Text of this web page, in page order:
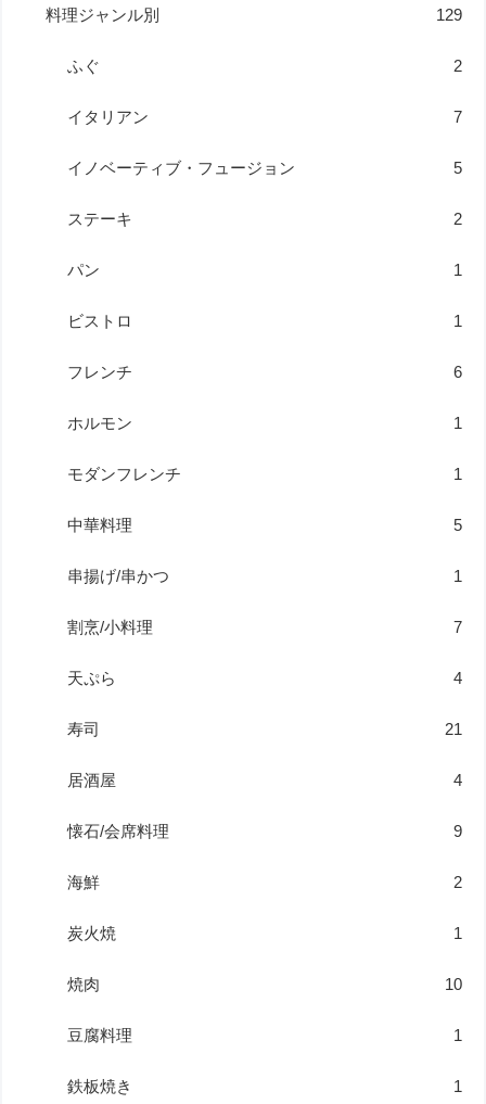
料理ジャンル別 129
ふぐ 2
イタリアン 7
イノベーティブ・フュージョン 5
ステーキ 2
パン 1
ビストロ 1
フレンチ 6
ホルモン 1
モダンフレンチ 1
中華料理 5
串揚げ/串かつ 1
割烹/小料理 7
天ぷら 4
寿司 21
居酒屋 4
懐石/会席料理 9
海鮮 2
炭火焼 1
焼肉 10
豆腐料理 1
鉄板焼き 1